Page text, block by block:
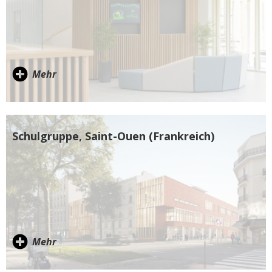
Mehr
Schulgruppe, Saint-Ouen (Frankreich)
Mehr